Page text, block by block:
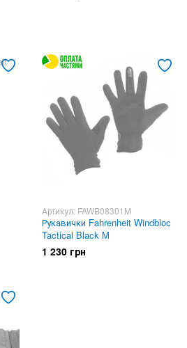
Артикул: FAWB08301M
Рукавички Fahrenheit Windbloc
Tactical Black M
1 230 грн